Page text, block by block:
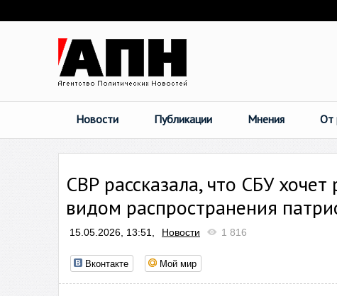
Новости Публикации Мнения От
СВР рассказала, что СБУ
видом распространения
15.05.2026, 13:51, Новости 1 816
Вконтакте Мой мир